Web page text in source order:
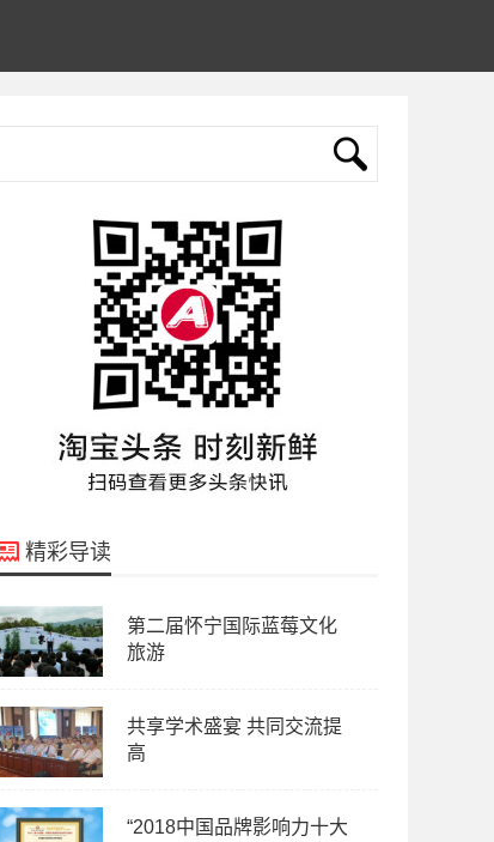
精彩导读
第二届怀宁国际蓝莓文化
旅游
共享学术盛宴 共同交流提
高
“2018中国品牌影响力十大